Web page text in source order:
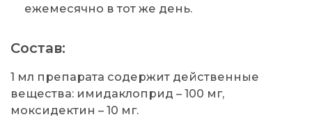
ежемесячно в тот же день.
Состав:
1 мл препарата содержит действенные
вещества: имидаклоприд – 100 мг,
моксидектин – 10 мг.